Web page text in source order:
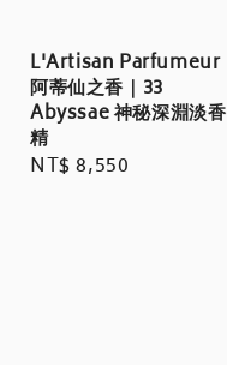
L'Artisan Parfumeur
阿蒂仙之香｜33
Abyssae 神秘深淵淡香
精
Regular
NT$ 8,550